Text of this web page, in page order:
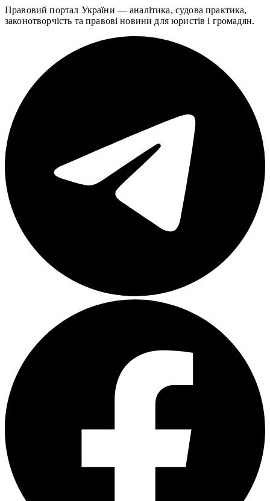
Правовий портал України — аналітика, судова практика,
законотворчість та правові новини для юристів і громадян.